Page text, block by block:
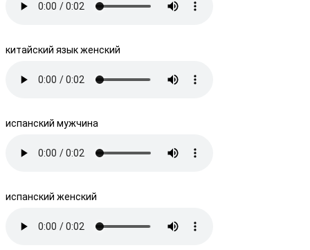
китайский язык женский
испанский мужчина
испанский женский